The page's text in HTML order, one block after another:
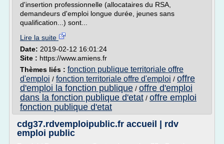
d'insertion professionnelle (allocataires du RSA,
demandeurs d'emploi longue durée, jeunes sans
qualification...) sont...
Lire la suite
Date: 2019-02-12 16:01:24
Site : https://www.amiens.fr
Thèmes liés : fonction publique territoriale offre
d'emploi / fonction territoriale offre d'emploi / offre
d'emploi la fonction publique / offre d'emploi
dans la fonction publique d'etat / offre emploi
fonction publique d'etat
cdg37.rdvemploipublic.fr accueil | rdv
emploi public